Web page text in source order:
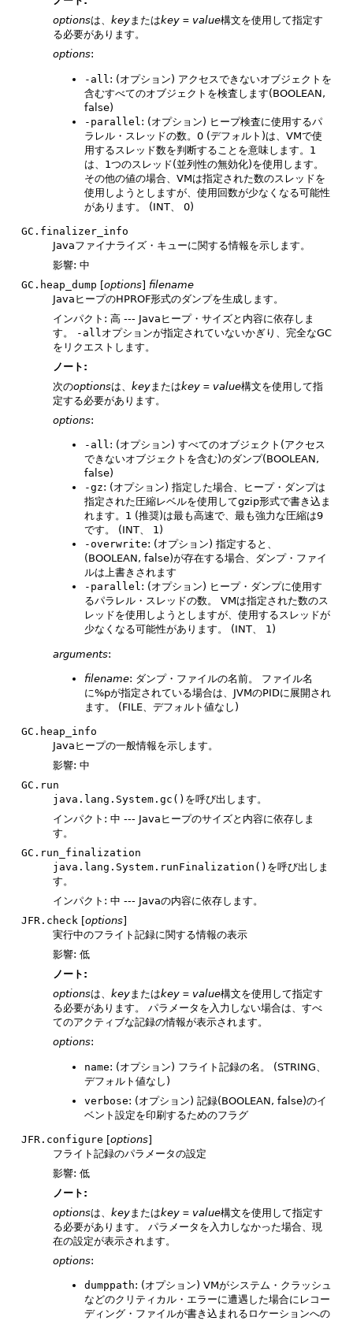
optionsは、 keyまたはkey = value構文を使用して指定す
る必要があります。
options:
-all : (オプション) アクセスできないオブジェクトを
含むすべてのオブジェクトを検査します(BOOLEAN,
false)
-parallel : (オプション) ヒープ検査に使用するパ
ラレル・スレッドの数。0 (デフォルト)は、VMで使
用するスレッド数を判断することを意味します。1
は、1つのスレッド(並列性の無効化)を使用します。
その他の値の場合、VMは指定された数のスレッドを
使用しようとしますが、使用回数が少なくなる可能性
があります。
(INT、 0)
GC.finalizer_info
Javaファイナライズ・キューに関する情報を示します。
影響: 中
GC.heap_dump [options] filename
JavaヒープのHPROF形式のダンプを生成します。
インパクト: 高 --- Javaヒープ・サイズと内容に依存しま
す。
-all オプションが指定されていないかぎり、完全なGC
をリクエストします。
ノート:
次のoptionsは、 key またはkey = value構文を使用して指
定する必要があります。
options:
-all: (オプション) すべてのオブジェクト(アクセス
できないオブジェクトを含む)のダンプ(BOOLEAN,
false)
-gz: (オプション) 指定した場合、ヒープ・ダンプは
指定された圧縮レベルを使用してgzip形式で書き込ま
れます。1 (推奨)は最も高速で、最も強力な圧縮は9
です。
(INT、 1)
-overwrite: (オプション) 指定すると、
(BOOLEAN, false)が存在する場合、ダンプ・ファイ
ルは上書きされます
-parallel: (オプション) ヒープ・ダンプに使用す
るパラレル・スレッドの数。
VMは指定された数のス
レッドを使用しようとしますが、使用するスレッドが
少なくなる可能性があります。
(INT、 1)
arguments:
filename: ダンプ・ファイルの名前。
ファイル名
に%pが指定されている場合は、JVMのPIDに展開され
ます。
(FILE、デフォルト値なし)
GC.heap_info
Javaヒープの一般情報を示します。
影響: 中
GC.run
java.lang.System.gc() を呼び出します。
インパクト: 中 --- Javaヒープのサイズと内容に依存しま
す。
GC.run_finalization
java.lang.System.runFinalization() を呼び出しま
す。
インパクト: 中 --- Javaの内容に依存します。
JFR.check [options]
実行中のフライト記録に関する情報の表示
影響: 低
ノート:
optionsは、 keyまたはkey = value構文を使用して指定す
る必要があります。
パラメータを入力しない場合は、すべ
てのアクティブな記録の情報が表示されます。
options:
name: (オプション) フライト記録の名。
(STRING、
デフォルト値なし)
verbose: (オプション) 記録(BOOLEAN, false)のイ
ベント設定を印刷するためのフラグ
JFR.configure [options]
フライト記録のパラメータの設定
影響: 低
ノート:
optionsは、 key またはkey = value構文を使用して指定す
る必要があります。
パラメータを入力しなかった場合、現
在の設定が表示されます。
options:
dumppath: (オプション) VMがシステム・クラッシュ
などのクリティカル・エラーに遭遇した場合にレコー
ディング・ファイルが書き込まれるロケーションへの